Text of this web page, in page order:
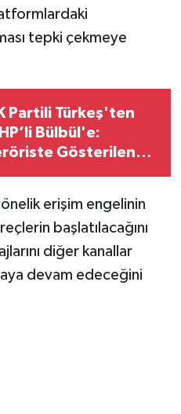
tepki çekmeye
Partili Türkeş'ten
Bülbül'e:
Gösterilen
erişim engelinin
başlatılacağını
diğer kanallar
devam edeceğini